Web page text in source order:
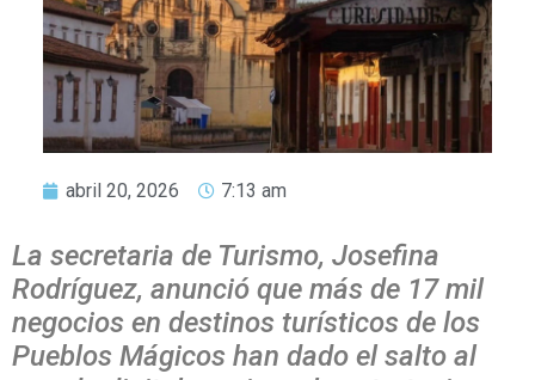
abril 20, 2026 7:13 am
La secretaria de Turismo, Josefina
Rodríguez, anunció que más de 17 mil
negocios en destinos turísticos de los
Pueblos Mágicos han dado el salto al